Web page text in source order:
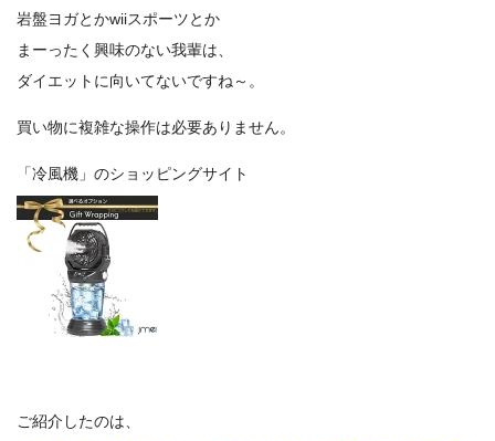
岩盤ヨガとかwiiスポーツとか
まーったく興味のない我輩は、
ダイエットに向いてないですね～。
買い物に複雑な操作は必要ありません。
「冷風機」のショッピングサイト
ご紹介したのは、